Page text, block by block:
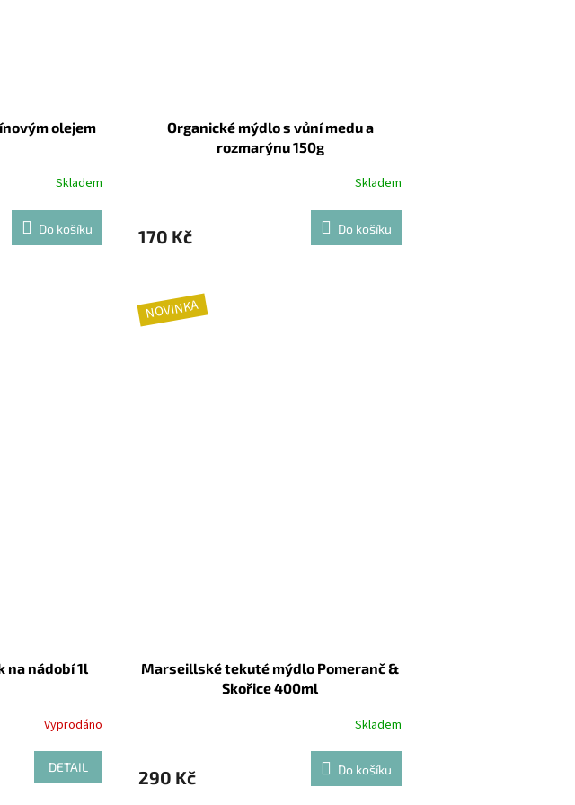
olejem
Skladem
Do košíku
Organické mýdlo s vůní medu a
rozmarýnu 150g
Skladem
170 Kč Do košíku
na nádobí 1l
Vyprodáno
DETAIL
NOVINKA
Marseillské tekuté mýdlo Pomeranč &
Skořice 400ml
Skladem
290 Kč Do košíku